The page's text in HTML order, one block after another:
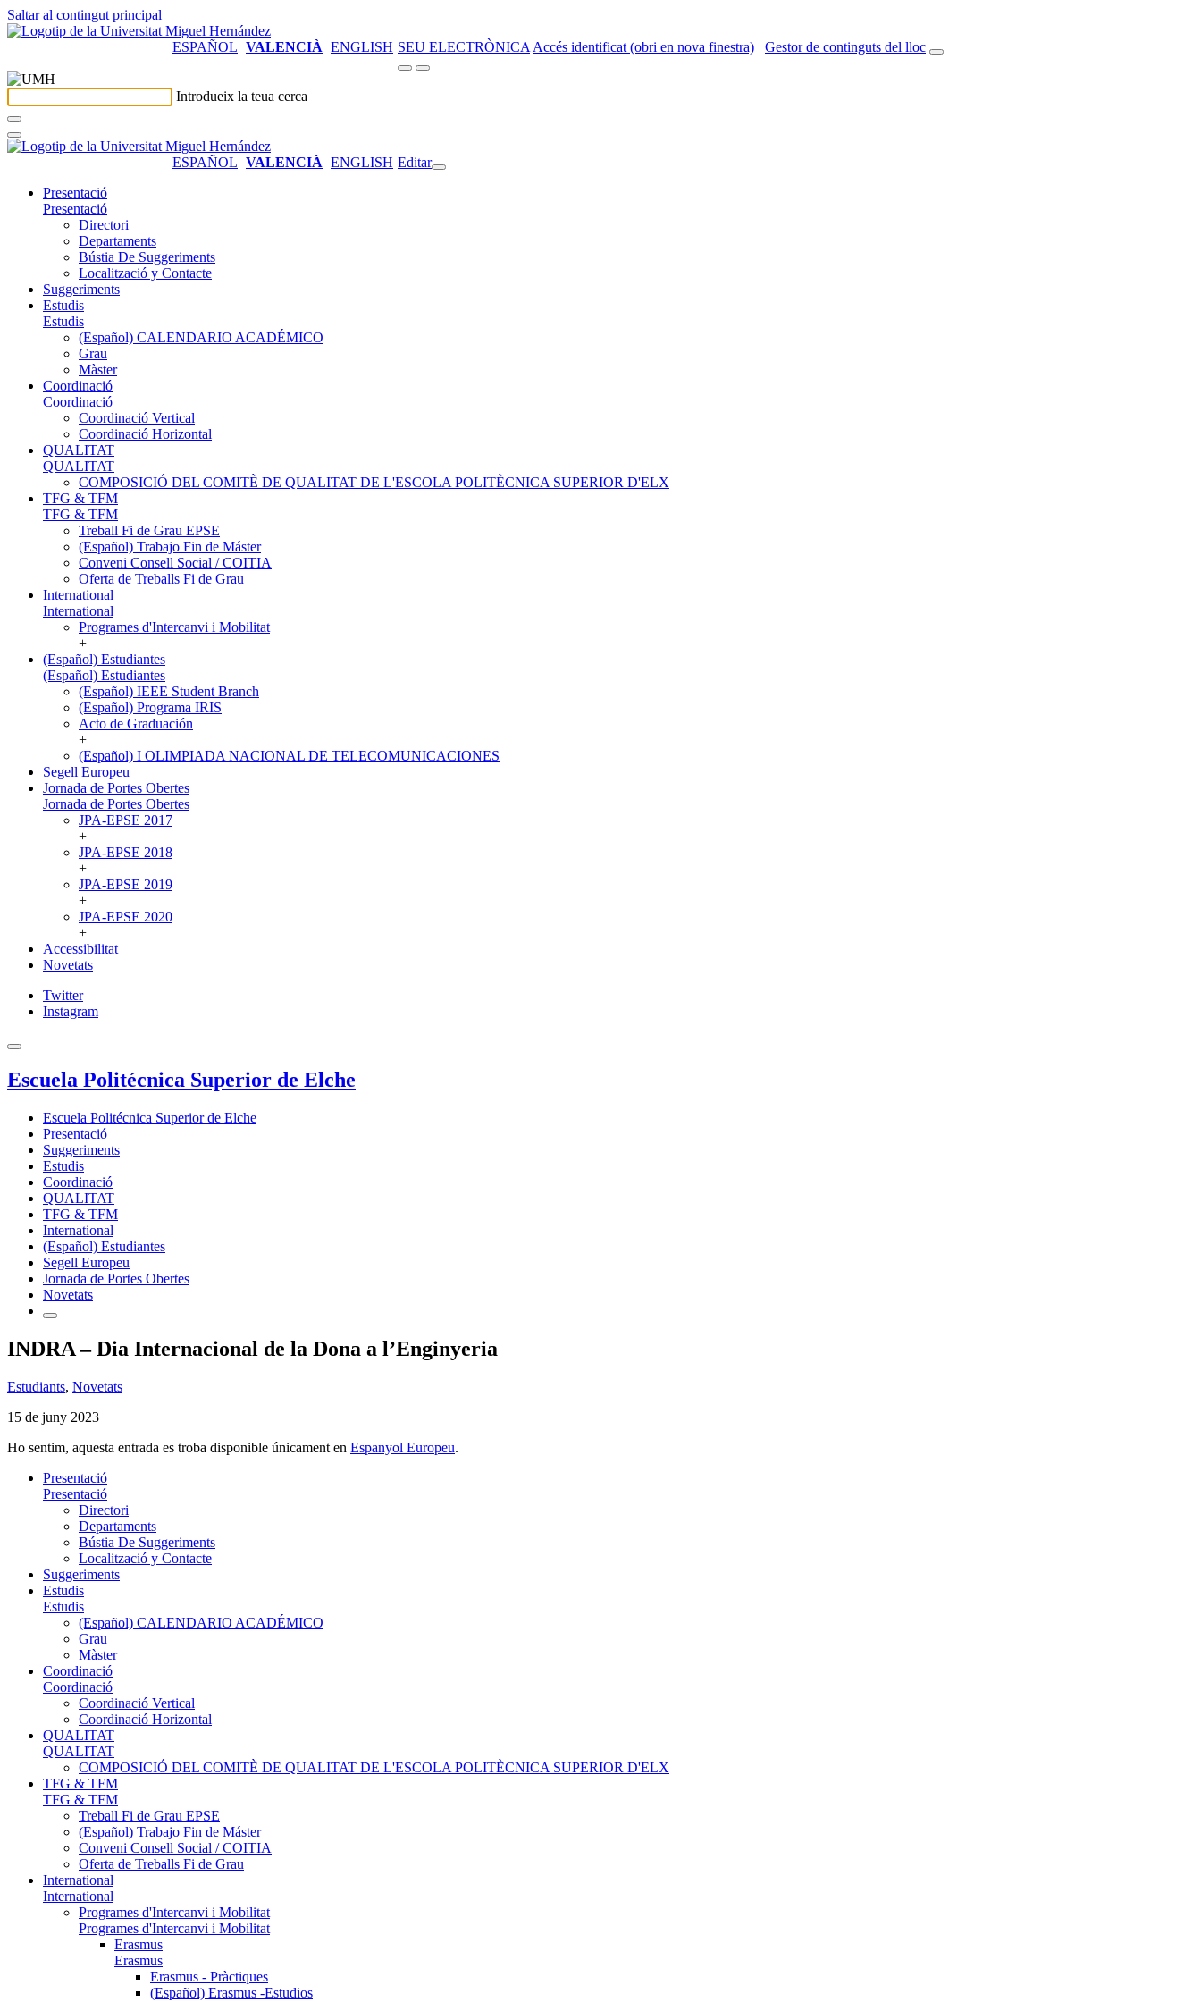
Saltar al contingut principal
ESPAÑOL VALENCIÀ ENGLISH SEU ELECTRÒNICA Accés identificat (obri en nova finestra) Gestor de continguts del lloc
Introdueix la teua cerca
ESPAÑOL VALENCIÀ ENGLISH Editar
Presentació
Presentació
Directori
Departaments
Bústia De Suggeriments
Localització y Contacte
Suggeriments
Estudis
Estudis
(Español) CALENDARIO ACADÉMICO
Grau
Màster
Coordinació
Coordinació
Coordinació Vertical
Coordinació Horizontal
QUALITAT
QUALITAT
COMPOSICIÓ DEL COMITÈ DE QUALITAT DE L'ESCOLA POLITÈCNICA SUPERIOR D'ELX
TFG & TFM
TFG & TFM
Treball Fi de Grau EPSE
(Español) Trabajo Fin de Máster
Conveni Consell Social / COITIA
Oferta de Treballs Fi de Grau
International
International
Programes d'Intercanvi i Mobilitat
+
(Español) Estudiantes
(Español) Estudiantes
(Español) IEEE Student Branch
(Español) Programa IRIS
Acto de Graduación
+
(Español) I OLIMPIADA NACIONAL DE TELECOMUNICACIONES
Segell Europeu
Jornada de Portes Obertes
Jornada de Portes Obertes
JPA-EPSE 2017
+
JPA-EPSE 2018
+
JPA-EPSE 2019
+
JPA-EPSE 2020
+
Accessibilitat
Novetats
Twitter
Instagram
Escuela Politécnica Superior de Elche
Escuela Politécnica Superior de Elche
Presentació
Suggeriments
Estudis
Coordinació
QUALITAT
TFG & TFM
International
(Español) Estudiantes
Segell Europeu
Jornada de Portes Obertes
Novetats
INDRA – Dia Internacional de la Dona a l’Enginyeria
Estudiants, Novetats
15 de juny 2023
Ho sentim, aquesta entrada es troba disponible únicament en Espanyol Europeu.
Presentació
Presentació
Directori
Departaments
Bústia De Suggeriments
Localització y Contacte
Suggeriments
Estudis
Estudis
(Español) CALENDARIO ACADÉMICO
Grau
Màster
Coordinació
Coordinació
Coordinació Vertical
Coordinació Horizontal
QUALITAT
QUALITAT
COMPOSICIÓ DEL COMITÈ DE QUALITAT DE L'ESCOLA POLITÈCNICA SUPERIOR D'ELX
TFG & TFM
TFG & TFM
Treball Fi de Grau EPSE
(Español) Trabajo Fin de Máster
Conveni Consell Social / COITIA
Oferta de Treballs Fi de Grau
International
International
Programes d'Intercanvi i Mobilitat
Programes d'Intercanvi i Mobilitat
Erasmus
Erasmus
Erasmus - Pràctiques
(Español) Erasmus -Estudios